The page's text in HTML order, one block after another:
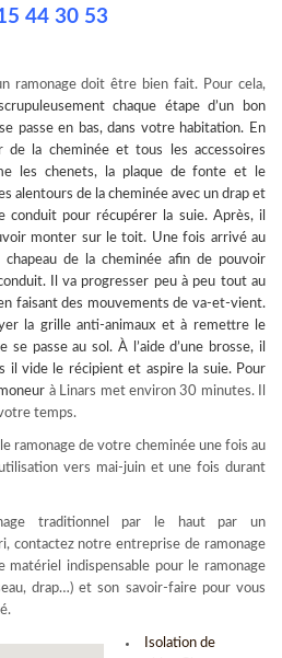
44 30 53
ramonage doit être bien fait. Pour cela,
chaque étape d’un bon
passe en bas, dans votre habitation. En
la cheminée et tous les accessoires
les chenets, la plaque de fonte et le
alentours de la cheminée avec un drap et
conduit pour récupérer la suie. Après, il
monter sur le toit. Une fois arrivé au
de la cheminée afin de pouvoir
Il va progresser peu à peu tout au
faisant des mouvements de va-et-vient.
la grille anti-animaux et à remettre le
se passe au sol. À l’aide d’une brosse, il
il vide le récipient et aspire la suie. Pour
à Linars met environ 30 minutes. Il
temps.
ramonage de votre cheminée une fois au
vers mai-juin et une fois durant
traditionnel par le haut par un
contactez notre entreprise de ramonage
matériel indispensable pour le ramonage
drap…) et son savoir-faire pour vous
Isolation de